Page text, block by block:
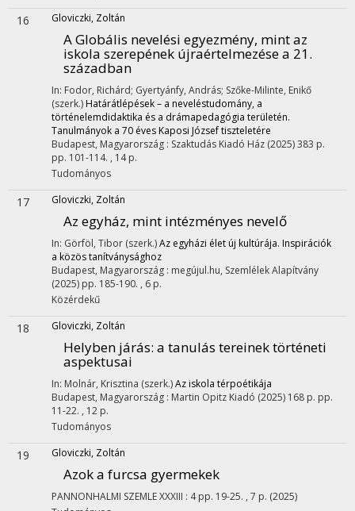
16 Gloviczki, Zoltán
A Globális nevelési egyezmény, mint az
iskola szerepének újraértelmezése a 21.
században
In: Fodor, Richárd; Gyertyánfy, András; Szőke-Milinte, Enikő
(szerk.) Határátlépések – a neveléstudomány, a
történelemdidaktika és a drámapedagógia területén.
Tanulmányok a 70 éves Kaposi József tiszteletére
Budapest, Magyarország : Szaktudás Kiadó Ház (2025)383 p.
pp. 101-114. , 14 p.
Tudományos
17 Gloviczki, Zoltán
Az egyház, mint intézményes nevelő
In: Görföl, Tibor (szerk.)Az egyházi élet új kultúrája. Inspirációk
a közös tanítványsághoz
Budapest, Magyarország : megújul.hu, Szemlélek Alapítvány
(2025) pp. 185-190. , 6 p.
Közérdekű
18 Gloviczki, Zoltán
Helyben járás: a tanulás tereinek történeti
aspektusai
In: Molnár, Krisztina (szerk.)Az iskola térpoétikája
Budapest, Magyarország : Martin Opitz Kiadó (2025) 168 p. pp.
11-22. , 12 p.
Tudományos
19 Gloviczki, Zoltán
Azok a furcsa gyermekek
PANNONHALMI SZEMLEXXXIII : 4 pp. 19-25. , 7 p. (2025)